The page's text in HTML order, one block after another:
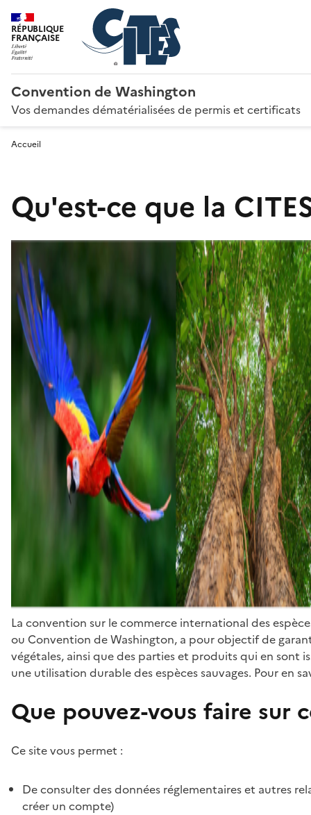
RÉPUBLIQUE
FRANÇAISE
Convention de Washington
Vos demandes dématérialisées de permis et certificats
Accueil
Qu'est-ce que la
La convention sur le commerce international des
ou Convention de Washington, a pour objectif de
végétales, ainsi que des parties et produits qui en sont
une utilisation durable des espèces sauvages. Pour en
Que pouvez-vous faire sur
Ce site vous permet :
De consulter des données réglementaires et autres
créer un compte)